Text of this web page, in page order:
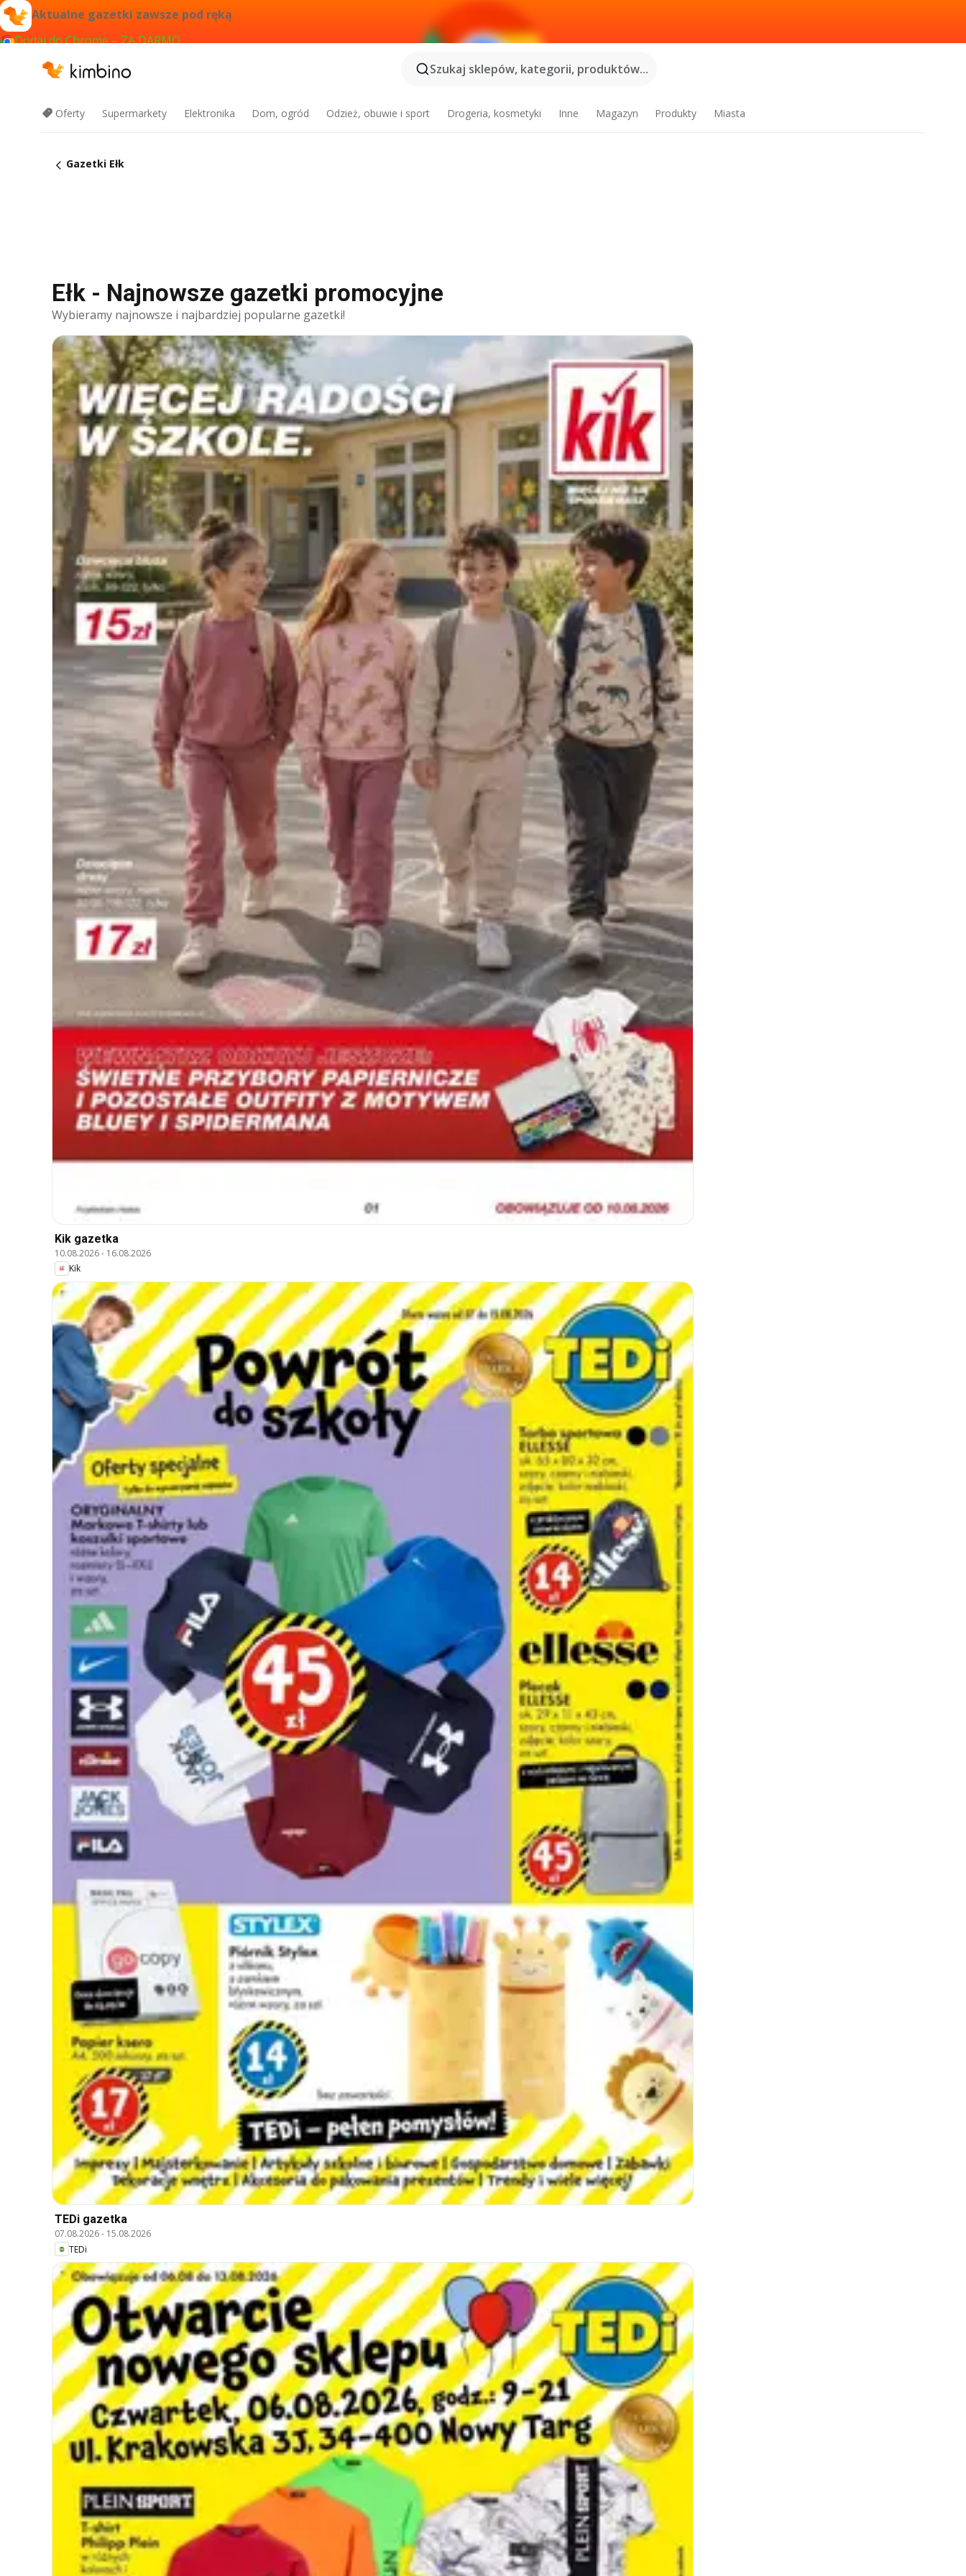
Aktualne gazetki zawsze pod ręką
Dodaj do Chrome – ZA DARMO
Szukaj sklepów, kategorii, produktów...
Oferty Supermarkety Elektronika Dom, ogród Odzież, obuwie i sport Drogeria, kosmetyki Inne Magazyn Produkty Miasta
Gazetki Ełk
Ełk - Najnowsze gazetki promocyjne
Wybieramy najnowsze i najbardziej popularne gazetki!
Kik gazetka
10.08.2026- 16.08.2026
Kik
TEDi gazetka
07.08.2026- 15.08.2026
TEDi